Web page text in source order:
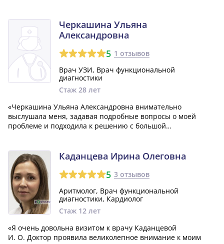
знает свое дело — никакой суеты. Всем...»
Черкашина Ульяна
Александровна
5 1 отзывов
Врач УЗИ, Врач функциональной
диагностики
Стаж 28 лет
«Черкашина Ульяна Александровна внимательно
выслушала меня, задавая подробные вопросы о моей
проблеме и подходила к решению с большой
со стороны врача, благодаря чему чувствовала себя в
гарм...»
Каданцева Ирина Олеговна
5 3 отзывов
Аритмолог, Врач функциональной
диагностики, Кардиолог
Стаж 12 лет
«Я очень довольна визитом к врачу Каданцевой
И. О. Доктор проявила великолепное внимание к моим